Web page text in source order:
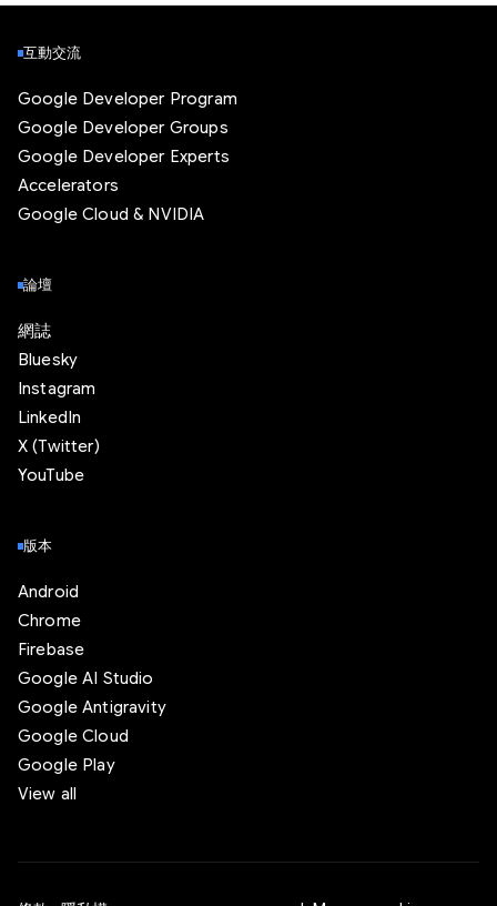
互動交流
Google Developer Program
Google Developer Groups
Google Developer Experts
Accelerators
Google Cloud & NVIDIA
論壇
網誌
Bluesky
Instagram
LinkedIn
X (Twitter)
YouTube
版本
Android
Chrome
Firebase
Google AI Studio
Google Antigravity
Google Cloud
Google Play
View all